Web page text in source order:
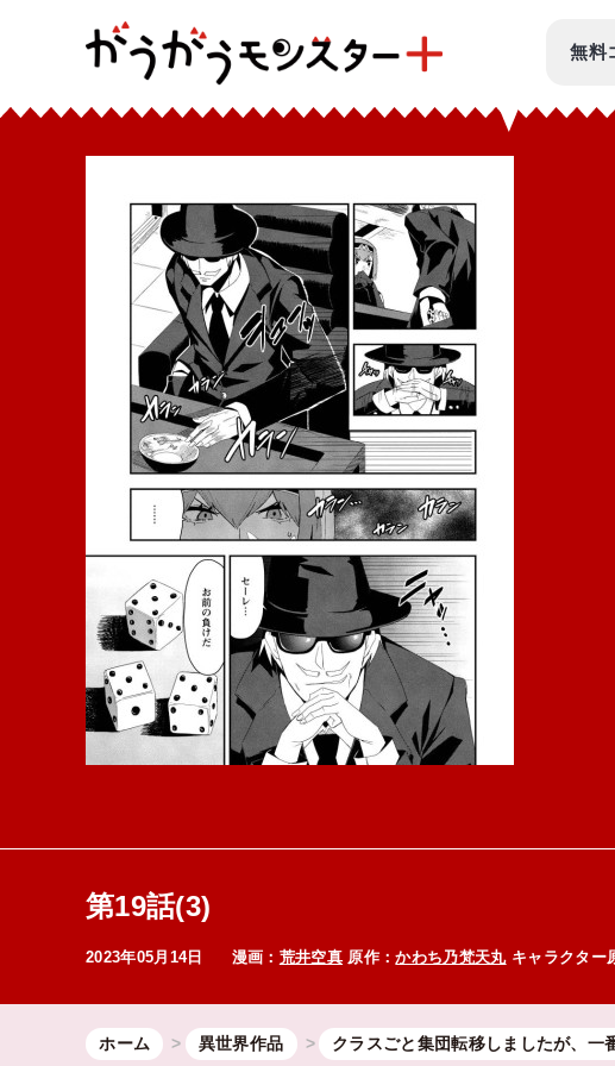
無料
第19話(3)
2023年05月14日 漫画： 荒井空真 原作：かわち乃梵天丸キャラクター
ホーム 異世界作品 クラスごと集団転移しましたが、一